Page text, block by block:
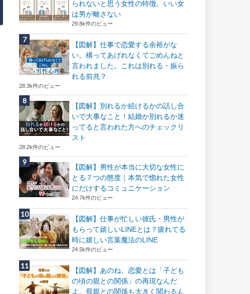
られないと思う女性の特徴。いい女
は男が離さない
29.8k件のビュー
【図解】仕事で恋愛する余裕がな
い。構ってあげれなくてごめんねと
言われました。これは別れる・振ら
れる前兆？
28.3k件のビュー
【図解】別れるか続けるかの話し合
いで大事なこと！結婚か別れるか迷
ってると言われた方へのチェックリ
スト
28.2k件のビュー
【図解】男性が本当に大切な女性に
とる７つの態度｜本気で惚れた女性
にだけするコミュニケーション
24.7k件のビュー
【図解】仕事が忙しい彼氏・男性が
もらって嬉しいLINEとは？疲れてる
時に嬉しい言葉魔法のLINE
24.5k件のビュー
【図解】あのね、恋愛とは「子ども
の頃の親との関係」の再現なんだ
よ。母親との関係も大きく関わるん